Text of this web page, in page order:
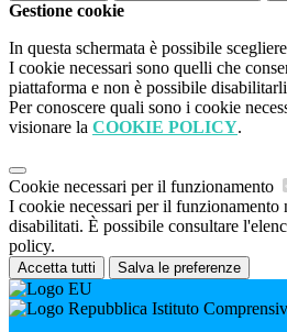
Gestione cookie
In questa schermata è possibile
I cookie necessari sono quelli che
piattaforma e non è possibile
Per conoscere quali sono i cookie
visionare la COOKIE POLICY.
Cookie necessari per il funzionamento
I cookie necessari per il funzionamento
disabilitati. È possibile consultare
policy.
Accetta tutti Salva le preferenze
Istituto